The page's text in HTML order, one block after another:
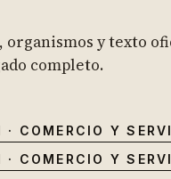
y texto
completo.
· COMERCIO Y
· COMERCIO Y